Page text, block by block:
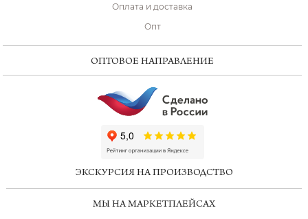
Оплата и доставка
Опт
ОПТОВОЕ НАПРАВЛЕНИЕ
ЭКСКУРСИЯ НА ПРОИЗВОДСТВО
МЫ НА МАРКЕТПЛЕЙСАХ